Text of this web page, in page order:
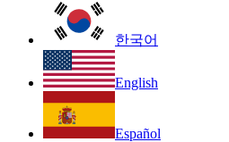
한국어
English
Español